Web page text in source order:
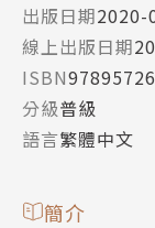
出版日期2020-
線上出版日期
ISBN
分級普級
語言繁體中文
簡介